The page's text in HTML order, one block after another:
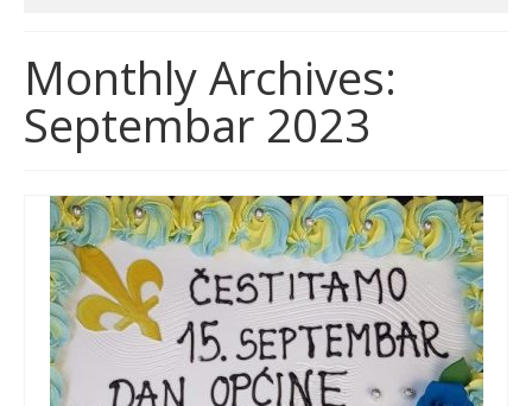
Službeni glasnici
Javne nabavke
Značajni datumi i manifestacije
Program energetske efikasnosti u stambenom
sektoru
Monthly Archives:
Septembar 2023